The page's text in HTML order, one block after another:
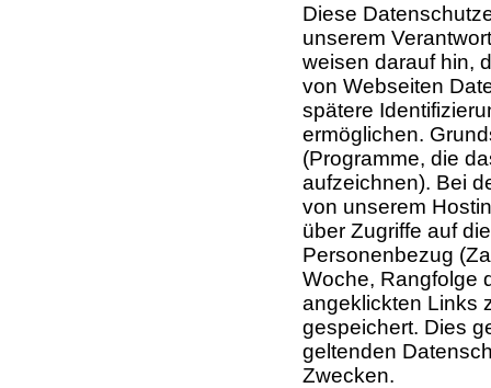
Diese
unserem
weisen darauf hin,
von Webseiten
spätere
ermöglichen.
(Programme, die
aufzeichnen). Bei
von unserem
über Zugriffe auf
Personenbezug
Woche, Rangfolge
angeklickten Links
gespeichert. Dies
geltenden
Zwecken.